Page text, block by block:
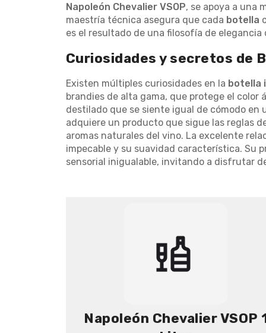
Napoleón Chevalier VSOP, se apoya a una
maestría técnica asegura que cada botella
es el resultado de una filosofía de
Curiosidades y secretos de
Existen múltiples curiosidades en la botella
brandies de alta gama, que protege el color
destilado que se siente igual de cómodo en
adquiere un producto que sigue las reglas
aromas naturales del vino. La excelente
impecable y su suavidad característica. Su
sensorial inigualable, invitando a disfrutar
Napoleón Chevalier VSOP